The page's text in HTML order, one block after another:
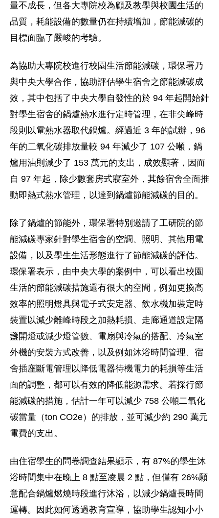
量不成長，但各大專院校為顧及教學與校園生活的
品質，耗能設備的數量仍在持續增加，節能減碳的
目標面臨了嚴峻的考驗。
為協助大專院校進行校園生活節能減碳，環保署乃
與中央大學合作，協助評估學生宿舍之節能減碳成
效，其中包括了中央大學自發性的於 94 年起開始針
對學生宿舍的鍋爐熱水進行定時管理，在非尖峰時
段則以電熱水器取代鍋爐。經過近 3 年的試辦，96
年的二氧化碳排放量較 94 年減少了 107 公噸，鍋
爐用油則減少了 153 萬元的支出，成效顯著，因而
自 97 年起，除少數套房式寢室外，其餘宿舍全面推
動即熱式熱水管理，以達到鍋爐節能減碳的目的。
除了鍋爐的節能外，環保署特別邀請了工研院的節
能減碳專家針對學生宿舍的空調、照明、其他用電
設備，以及學生生活形態進行了節能減碳的評估。
環保署表示，由中央大學的案例中，可以看出校園
生活的節能減碳措施還有很大的空間，例如更換高
效率的照明燈具與電子式安定器、飲水機加裝定時
裝置以減少離峰時段之加熱耗損、走廊通道設定隔
盞開燈或減少燈管數、電扇與冷氣的搭配、冷氣室
外機的安裝方式改善，以及例如沐浴時間管理、宿
舍插座斷電管理以降低電器待機電力的耗損等生活
面的調整，都可以有效的降低能源需求。若採行節
能減碳的措施，估計一年可以減少 758 公噸二氧化
碳當量（ton CO2e）的排放，並可減少約 290 萬元
電費的支出。
由住宿學生的問卷調查結果顯示，有 87%的學生沐
浴時間集中在晚上 8 點至凌晨 2 點，但僅有 26%願
意配合鍋爐燃燒時段進行沐浴，以減少鍋爐長時間
運轉。因此如何透過教育宣導，協助學生認知小小